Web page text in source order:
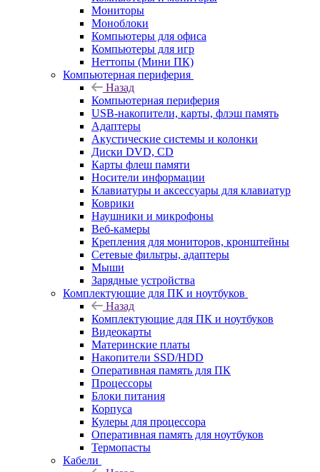
Мониторы
Моноблоки
Компьютеры для офиса
Компьютеры для игр
Неттопы (Мини ПК)
Компьютерная периферия
Назад
Компьютерная периферия
USB-накопители, карты, флэш память
Адаптеры
Акустические системы и колонки
Диски DVD, CD
Карты флеш памяти
Носители информации
Клавиатуры и аксессуары для клавиатур
Коврики
Наушники и микрофоны
Веб-камеры
Крепления для мониторов, кронштейны
Сетевые фильтры, адаптеры
Мыши
Зарядные устройства
Комплектующие для ПК и ноутбуков
Назад
Комплектующие для ПК и ноутбуков
Видеокарты
Материнские платы
Накопители SSD/HDD
Оперативная память для ПК
Процессоры
Блоки питания
Корпуса
Кулеры для процессора
Оперативная память для ноутбуков
Термопасты
Кабели